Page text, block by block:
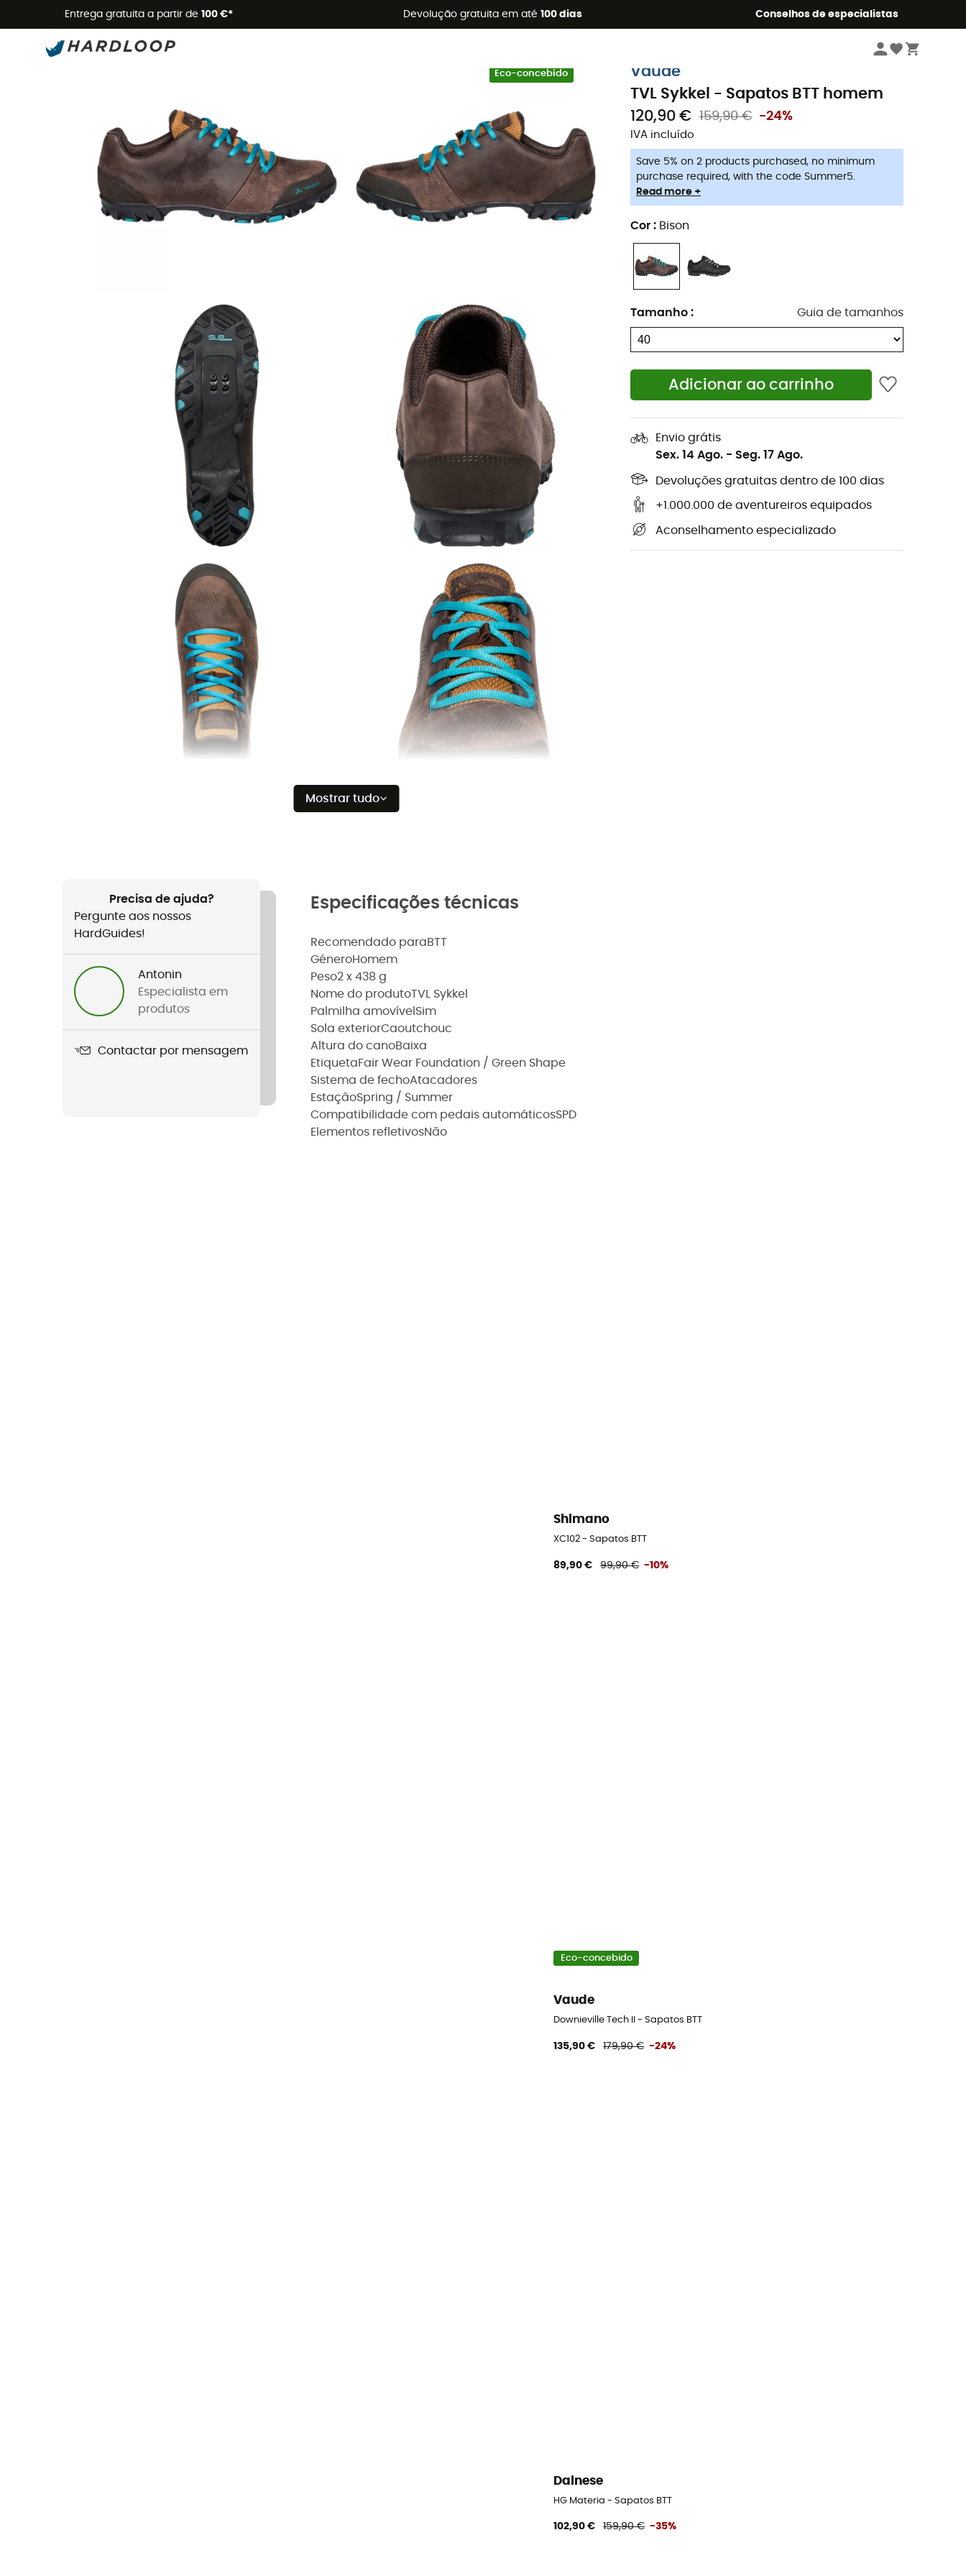
Entrega gratuita a partir de 100 €* Devolução gratuita em até 100 dias Conselhos de especialistas
Promoções de verão 🔥 -5% EXTRA a partir de 2 produtos* com o código Summer5
Eco-concebido
Mostrar tudo
Sapatos BTT homem
Vaude
TVL Sykkel - Sapatos BTT homem
120,90 €
159,90 € -24%
IVA incluído
Save 5% on 2 products purchased, no minimum
purchase required, with the code Summer5.
Read more +
Cor : Bison
Tamanho : Guia de tamanhos
Adicionar ao carrinho
Envio grátis
Sex. 14 Ago. - Seg. 17 Ago.
Devoluções gratuitas dentro de 100 dias
+1.000.000 de aventureiros equipados
Aconselhamento especializado
Precisa de ajuda?
Pergunte aos nossos
HardGuides!
Antonin
Especialista em
produtos
Contactar por mensagem
Especificações técnicas
Recomendado paraBTT
GéneroHomem
Peso2 x 438 g
Nome do produtoTVL Sykkel
Palmilha amovível Sim
Sola exteriorCaoutchouc
Altura do canoBaixa
EtiquetaFair Wear Foundation / Green Shape
Sistema de fechoAtacadores
EstaçãoSpring / Summer
Compatibilidade com pedais automáticosSPD
Elementos refletivosNão
Shimano
XC102 - Sapatos BTT
89,90 € 99,90 € -10%
Eco-concebido
Vaude
Downieville Tech II - Sapatos BTT
135,90 € 179,90 € -24%
Dainese
HG Materia - Sapatos BTT
102,90 € 159,90 € -35%